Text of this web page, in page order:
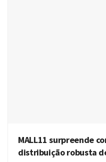
MALL11 surpreende
distribuição robusta